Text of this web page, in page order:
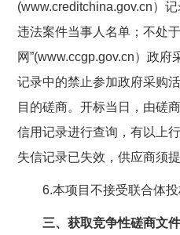
(www.creditchina.gov.cn）
违法案件当事人名单；不处
网”(www.ccgp.gov.cn）政府
记录中的禁止参加政府采购
目的磋商。开标当日，由磋
信用记录进行查询，有以上
失信记录已失效，供应商须
6.本项目不接受联合体投
三、获取竞争性磋商文件